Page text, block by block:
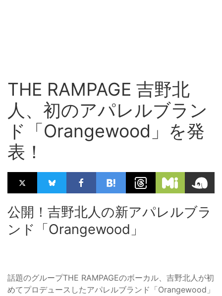
THE RAMPAGE 吉野北
人、初のアパレルブラン
ド「Orangewood」を発
表！
公開！吉野北人の新アパレルブラ
ンド「Orangewood」
話題のグループTHE RAMPAGEのボーカル、吉野北人が初
めてプロデュースしたアパレルブランド「Orangewood」